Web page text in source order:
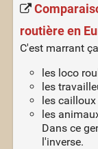
routière en
C'est marrant
les loco
les
les
les
Dans ce
l'inverse.